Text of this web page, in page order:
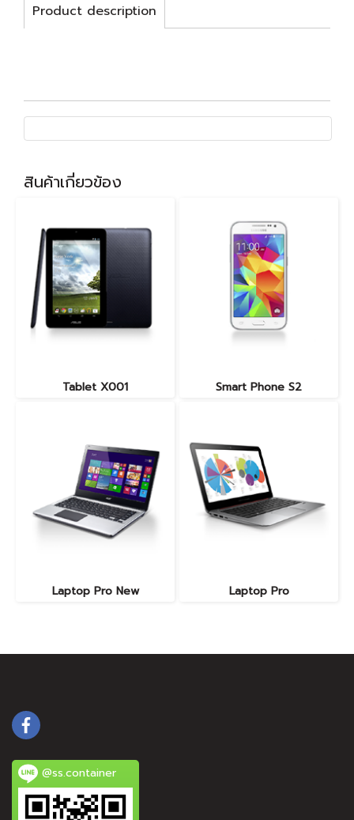
Product description
สินค้าเกี่ยวข้อง
Tablet X001 Smart Phone S2
Laptop Pro New Laptop Pro
@ss.container